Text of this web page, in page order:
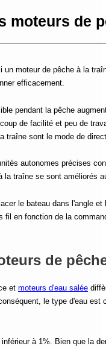
moteurs de
moteur de pêche à la
efficacement.
pendant la pêche
de facilité et peu de
traîne sont le mode de
autonomes précises
la traîne se sont
le bateau dans l'angle
fil en fonction de la
de
et moteurs d'eau salée
le type d'eau
à 1%. Bien que la